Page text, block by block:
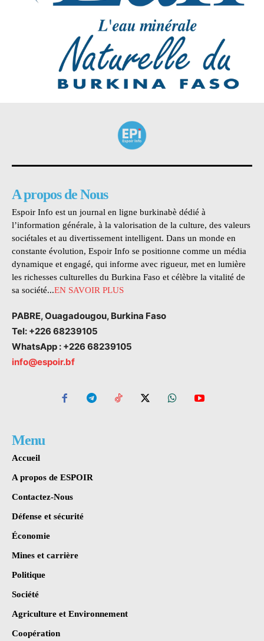
A propos de Nous
Espoir Info est un journal en ligne burkinabè dédié à
l’information générale, à la valorisation de la culture, des valeurs
sociétales et au divertissement intelligent. Dans un monde en
constante évolution, Espoir Info se positionne comme un média
dynamique et engagé, qui informe avec rigueur, met en lumière
les richesses culturelles du Burkina Faso et célèbre la vitalité de
sa société...EN SAVOIR PLUS
PABRE, Ouagadougou, Burkina Faso
Tel: +226 68239105
WhatsApp : +226 68239105
info@espoir.bf
Menu
Accueil
A propos de ESPOIR
Contactez-Nous
Défense et sécurité
Économie
Mines et carrière
Politique
Société
Agriculture et Environnement
Coopération